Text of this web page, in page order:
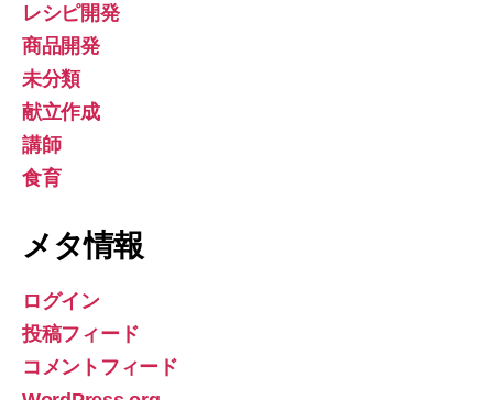
レシピ開発
商品開発
未分類
献立作成
講師
食育
メタ情報
ログイン
投稿フィード
コメントフィード